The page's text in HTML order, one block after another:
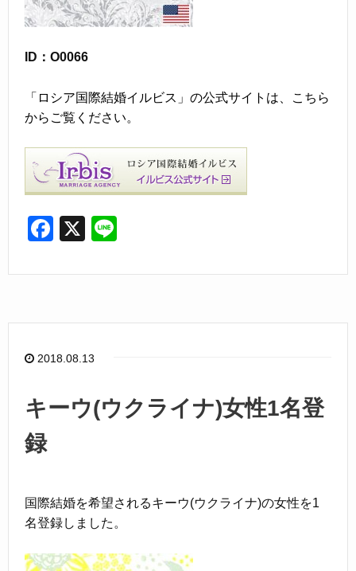
ID：O0066
「ロシア国際結婚イルビス」の公式サイトは、こちら
からご覧ください。
F
c
b
o
k
X
e
2018.08.13
キーウ(ウクライナ)女性1名登
録
国際結婚を希望されるキーウ(ウクライナ)の女性を1
名登録しました。